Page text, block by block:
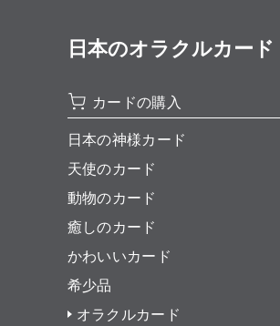
日本のオラクルカー
カードの購入
日本の神様カード
天使のカード
動物のカード
癒しのカード
かわいいカード
希少品
オラクルカード